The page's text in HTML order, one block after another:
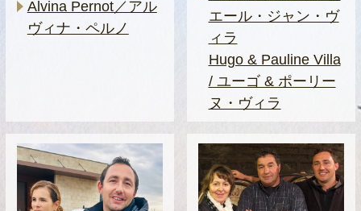
Alvina Pernot／アル
ヴィナ・ペルノ
エール・ジャン・ヴ
ィラ
Hugo & Pauline Villa
/ ユーゴ & ポーリー
ヌ・ヴィラ